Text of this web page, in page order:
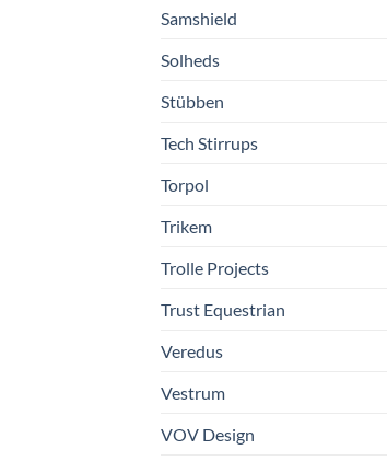
Samshield
Solheds
Stübben
Tech Stirrups
Torpol
Trikem
Trolle Projects
Trust Equestrian
Veredus
Vestrum
VOV Design